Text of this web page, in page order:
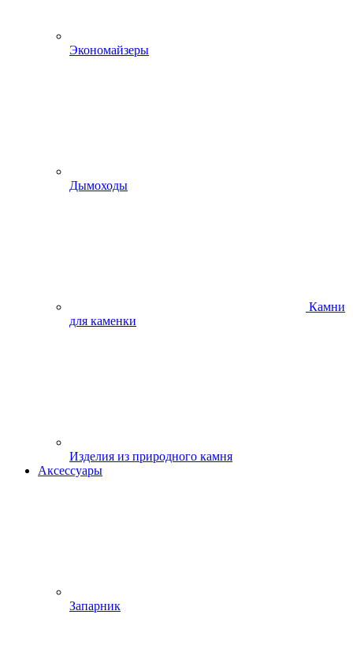
Экономайзеры
Дымоходы
Камни
для каменки
Изделия из природного камня
Аксессуары
Запарник